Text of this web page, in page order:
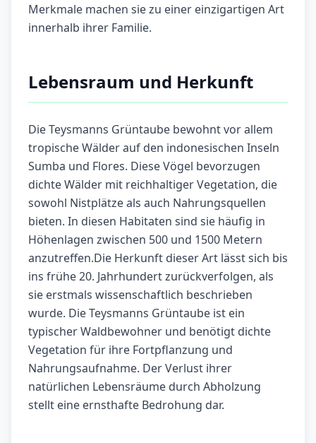
Merkmale machen sie zu einer einzigartigen Art
innerhalb ihrer Familie.
Lebensraum und Herkunft
Die Teysmanns Grüntaube bewohnt vor allem
tropische Wälder auf den indonesischen Inseln
Sumba und Flores. Diese Vögel bevorzugen
dichte Wälder mit reichhaltiger Vegetation, die
sowohl Nistplätze als auch Nahrungsquellen
bieten. In diesen Habitaten sind sie häufig in
Höhenlagen zwischen 500 und 1500 Metern
anzutreffen.Die Herkunft dieser Art lässt sich bis
ins frühe 20. Jahrhundert zurückverfolgen, als
sie erstmals wissenschaftlich beschrieben
wurde. Die Teysmanns Grüntaube ist ein
typischer Waldbewohner und benötigt dichte
Vegetation für ihre Fortpflanzung und
Nahrungsaufnahme. Der Verlust ihrer
natürlichen Lebensräume durch Abholzung
stellt eine ernsthafte Bedrohung dar.